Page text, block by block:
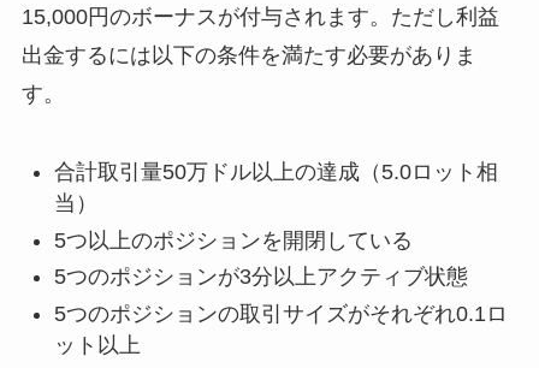
15,000円のボーナスが付与されます。ただし利益
出金するには以下の条件を満たす必要がありま
す。
合計取引量50万ドル以上の達成（5.0ロット相
当）
5つ以上のポジションを開閉している
5つのポジションが3分以上アクティブ状態
5つのポジションの取引サイズがそれぞれ0.1ロ
ット以上